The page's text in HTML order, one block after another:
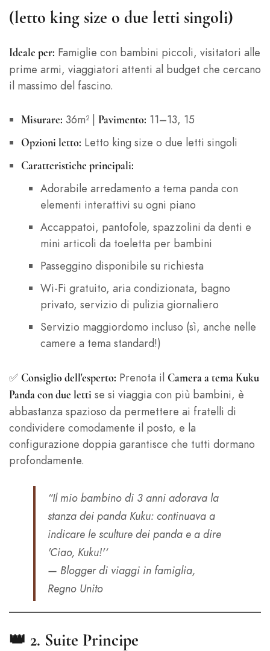
(letto king size o due letti singoli)
Ideale per: Famiglie con bambini piccoli, visitatori alle
prime armi, viaggiatori attenti al budget che cercano
il massimo del fascino.
Misurare: 36m² | Pavimento: 11–13, 15
Opzioni letto: Letto king size o due letti singoli
Caratteristiche principali:
Adorabile arredamento a tema panda con
elementi interattivi su ogni piano
Accappatoi, pantofole, spazzolini da denti e
mini articoli da toeletta per bambini
Passeggino disponibile su richiesta
Wi-Fi gratuito, aria condizionata, bagno
privato, servizio di pulizia giornaliero
Servizio maggiordomo incluso (sì, anche nelle
camere a tema standard!)
✅ Consiglio dell'esperto: Prenota il Camera a tema Kuku
Panda con due letti se si viaggia con più bambini, è
abbastanza spazioso da permettere ai fratelli di
condividere comodamente il posto, e la
configurazione doppia garantisce che tutti dormano
profondamente.
“Il mio bambino di 3 anni adorava la
stanza dei panda Kuku: continuava a
indicare le sculture dei panda e a dire
'Ciao, Kuku!'‘
— Blogger di viaggi in famiglia,
Regno Unito
👑 2. Suite Principe